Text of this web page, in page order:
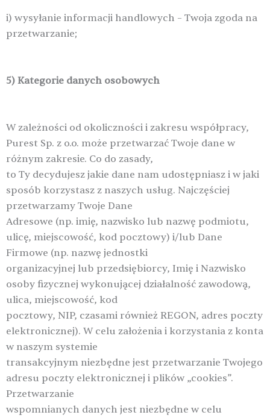
i) wysyłanie informacji handlowych – Twoja zgoda na
przetwarzanie;
5) Kategorie danych osobowych
W zależności od okoliczności i zakresu współpracy,
Purest Sp. z o.o. może przetwarzać Twoje dane w
różnym zakresie. Co do zasady,
to Ty decydujesz jakie dane nam udostępniasz i w jaki
sposób korzystasz z naszych usług. Najczęściej
przetwarzamy Twoje Dane
Adresowe (np. imię, nazwisko lub nazwę podmiotu,
ulicę, miejscowość, kod pocztowy) i/lub Dane
Firmowe (np. nazwę jednostki
organizacyjnej lub przedsiębiorcy, Imię i Nazwisko
osoby fizycznej wykonującej działalność zawodową,
ulica, miejscowość, kod
pocztowy, NIP, czasami również REGON, adres poczty
elektronicznej). W celu założenia i korzystania z konta
w naszym systemie
transakcyjnym niezbędne jest przetwarzanie Twojego
adresu poczty elektronicznej i plików „cookies”.
Przetwarzanie
wspomnianych danych jest niezbędne w celu